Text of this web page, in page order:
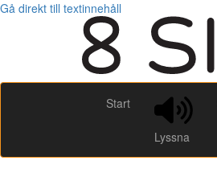
Gå direkt till textinnehåll
Start
Lyssna